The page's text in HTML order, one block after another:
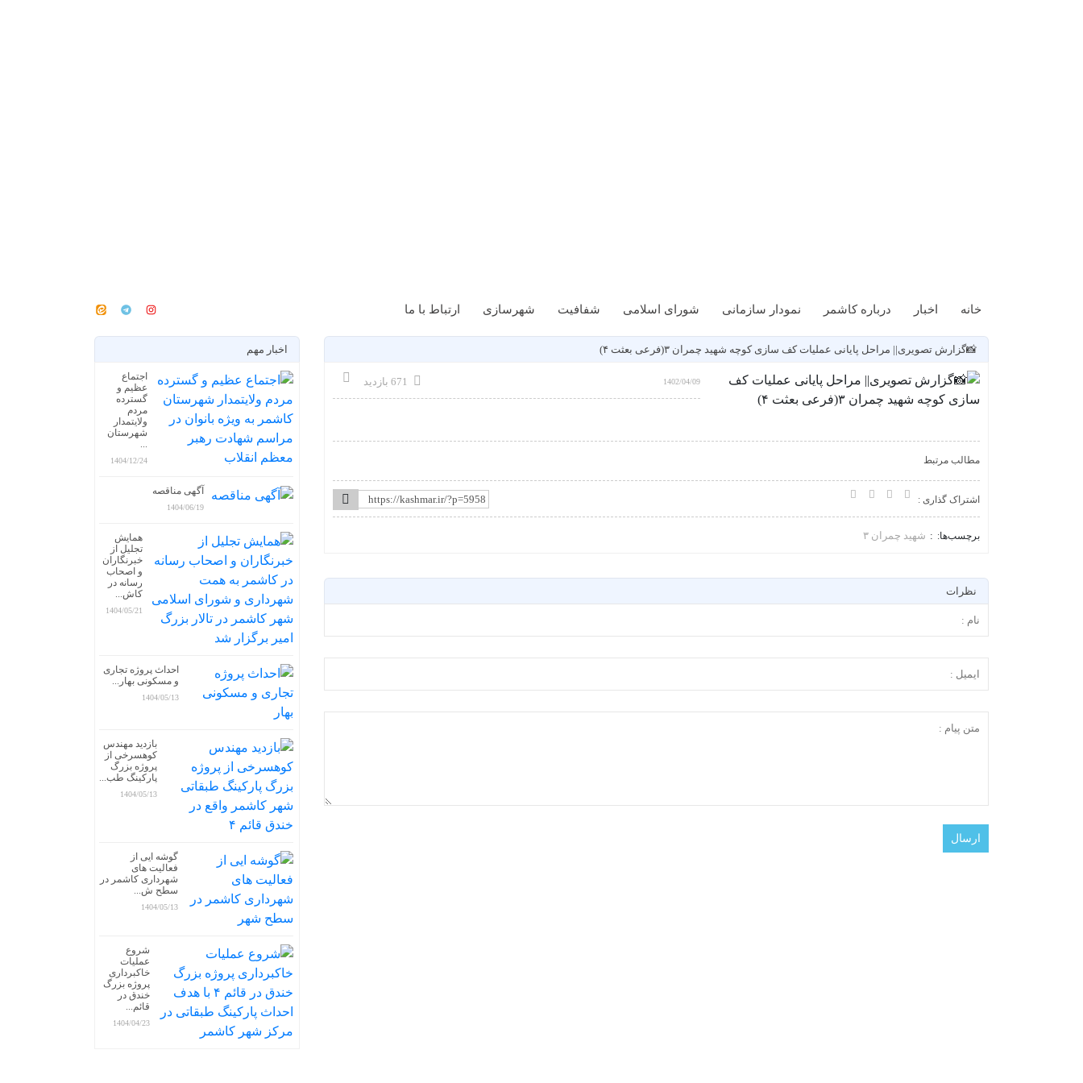
خانه اخبار درباره کاشمر نمودار سازمانی شورای اسلامی شفافیت شهرسازی ارتباط با ما
📸گزارش تصویری|| مراحل پایانی عملیات کف سازی کوچه شهید چمران ۳(فرعی بعثت ۴)
1402/04/09 671 بازدید
مطالب مرتبط
اشتراک گذاری :
برچسب‌ها: شهید چمران ۳
نظرات
اخبار مهم
اجتماع
عظیم و
گسترده
مردم
ولایتمدار
شهرستان
...
1404/12/24
آگهی مناقصه
1404/06/19
همایش
تجلیل از
خبرنگاران
و اصحاب
رسانه در
کاش...
1404/05/21
احداث پروژه تجاری
و مسکونی بهار...
1404/05/13
بازدید مهندس
کوهسرخی از
پروژه بزرگ
پارکینگ طب...
1404/05/13
گوشه ایی از
فعالیت های
شهرداری کاشمر در
سطح ش...
1404/05/13
شروع
عملیات
خاکبرداری
پروژه بزرگ
خندق در
قائم...
1404/04/23